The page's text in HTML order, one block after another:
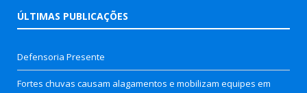
ÚLTIMAS PUBLICAÇÕES
Defensoria Presente
Fortes chuvas causam alagamentos e mobilizam equipes em